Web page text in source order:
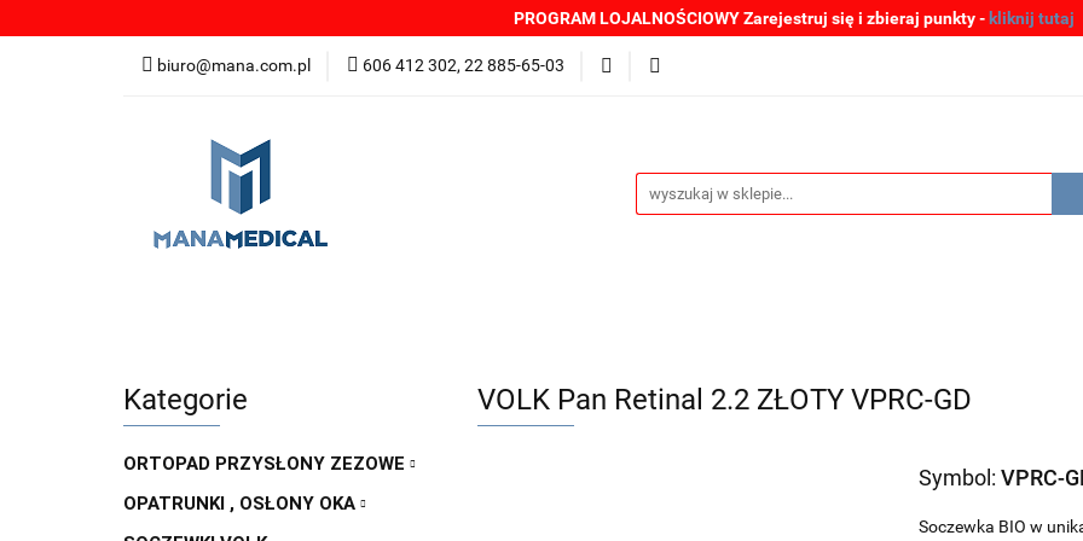
PROGRAM LOJALNOŚCIOWY Zarejestruj się i zbieraj punkty -kliknij tutaj
biuro@mana.com.pl 606 412 302, 22 885-65-03
NOWOŚCI PROMOCJE BESTSELLERY WYPRZEDAŻE PLIKI DO
Kategorie
ORTOPAD PRZYSŁONY ZEZOWE
OPATRUNKI , OSŁONY OKA
VOLK Pan Retinal 2.2 ZŁOTY VPRC-GD
Symbol:VPRC-
Soczewka BIO w